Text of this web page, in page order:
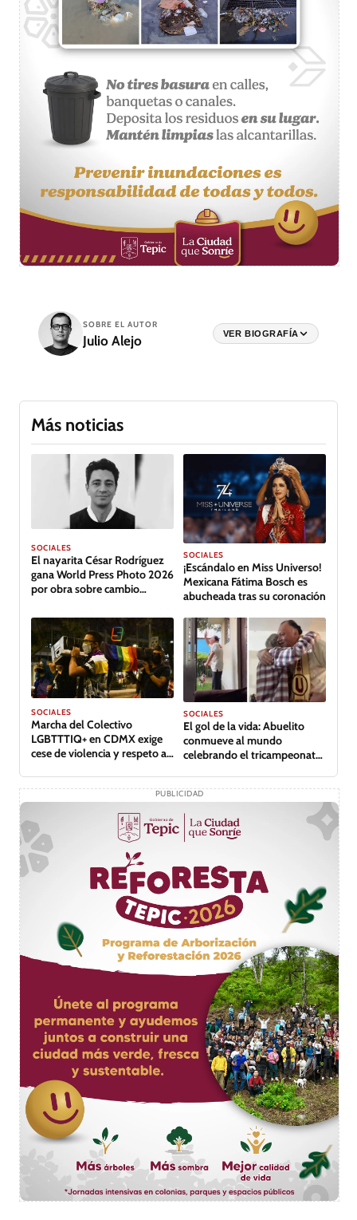
SOBRE EL AUTOR
Julio Alejo VER BIOGRAFÍA
Más noticias
SOCIALES
El nayarita César Rodríguez
gana World Press Photo 2026
por obra sobre cambio
SOCIALES
¡Escándalo en Miss Universo!
Mexicana Fátima Bosch es
abucheada tras su coronación
SOCIALES
Marcha del Colectivo
LGBTTTIQ+ en CDMX exige
cese de violencia y respeto a
SOCIALES
El gol de la vida: Abuelito
conmueve al mundo
celebrando el tricampeonato
PUBLICIDAD